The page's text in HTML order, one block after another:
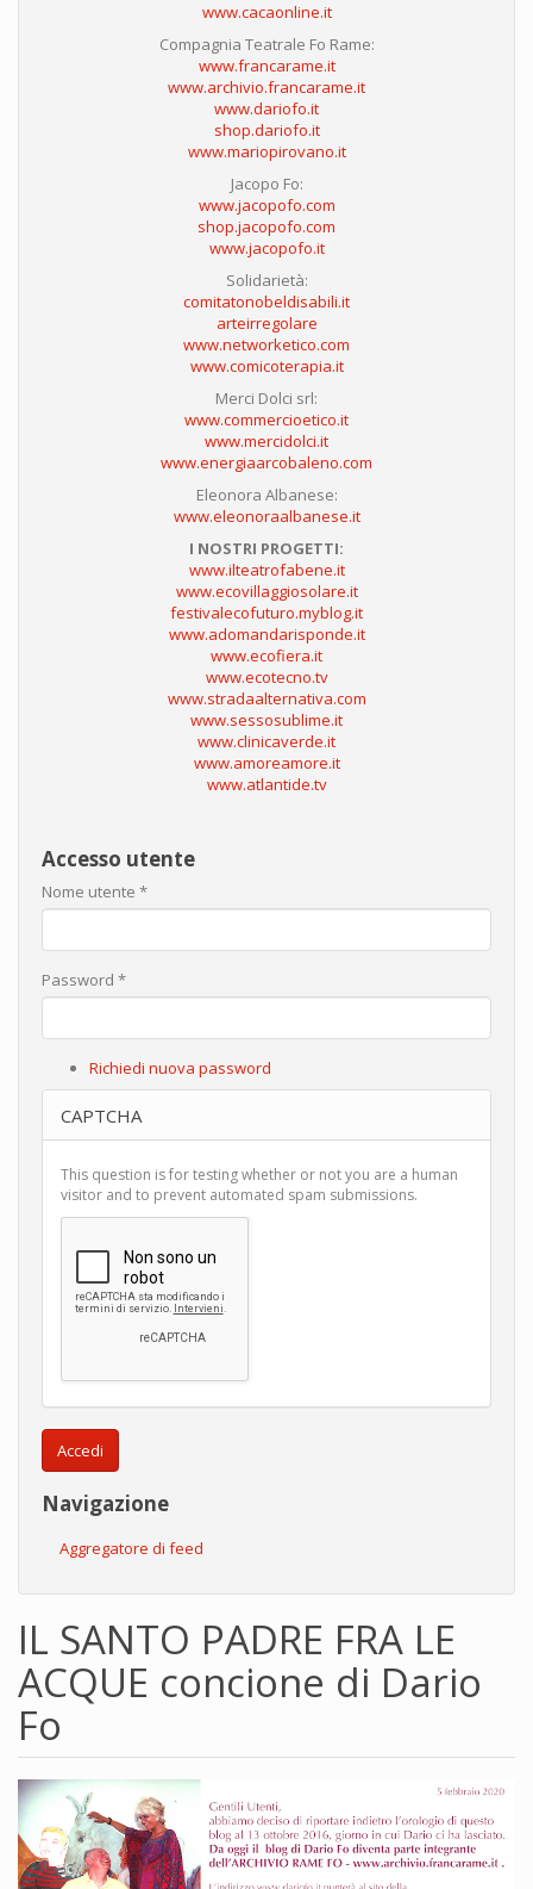
www.cacaonline.it
Compagnia Teatrale Fo Rame:
www.francarame.it
www.archivio.francarame.it
www.dariofo.it
shop.dariofo.it
www.mariopirovano.it
Jacopo Fo:
www.jacopofo.com
shop.jacopofo.com
www.jacopofo.it
Solidarietà:
comitatonobeldisabili.it
arteirregolare
www.networketico.com
www.comicoterapia.it
Merci Dolci srl:
www.commercioetico.it
www.mercidolci.it
www.energiaarcobaleno.com
Eleonora Albanese:
www.eleonoraalbanese.it
I NOSTRI PROGETTI:
www.ilteatrofabene.it
www.ecovillaggiosolare.it
festivalecofuturo.myblog.it
www.adomandarisponde.it
www.ecofiera.it
www.ecotecno.tv
www.stradaalternativa.com
www.sessosublime.it
www.clinicaverde.it
www.amoreamore.it
www.atlantide.tv
Accesso utente
Nome utente *
Password *
Richiedi nuova password
CAPTCHA
This question is for testing whether or not you are a human
visitor and to prevent automated spam submissions.
Accedi
Navigazione
Aggregatore di feed
IL SANTO PADRE FRA LE
ACQUE concione di Dario
Fo